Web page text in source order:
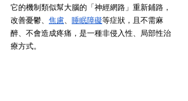
它的機制類似幫大腦的「神經網路」重新鋪路，
改善憂鬱、 焦慮 睡眠障礙等症狀，且不需麻
醉、不會造成疼痛，是一種非侵入性、局部性治
療方式。